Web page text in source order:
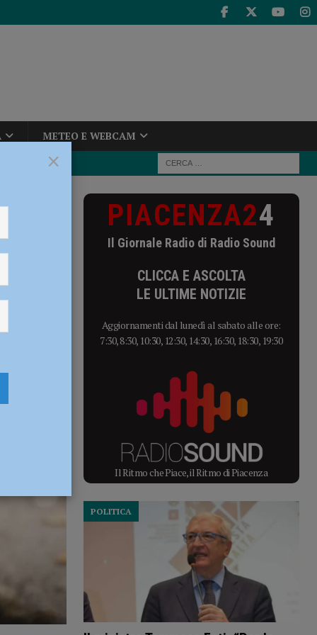
METEO E WEBCAM
limitazioni
PIACENZA24
Il Giornale Radio di Radio Sound
CLICCA E ASCOLTA
LE ULTIME NOTIZIE
Aggiornamenti dal lunedì al sabato alle ore:
7:30, 8:30, 10:30, 12:30, 14:30, 16:30, 18:30, 19:30
Il Ritmo che Piace, il Ritmo di Piacenza
POLITICA
×